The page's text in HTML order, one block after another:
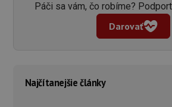
Páči sa vám, čo robíme?
Darovať
Najčítanejšie články